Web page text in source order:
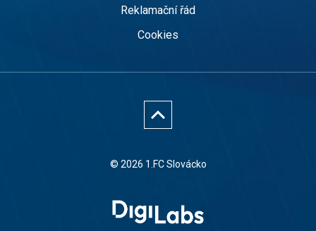
Reklamační řád
Cookies
© 2026 1.FC Slovácko